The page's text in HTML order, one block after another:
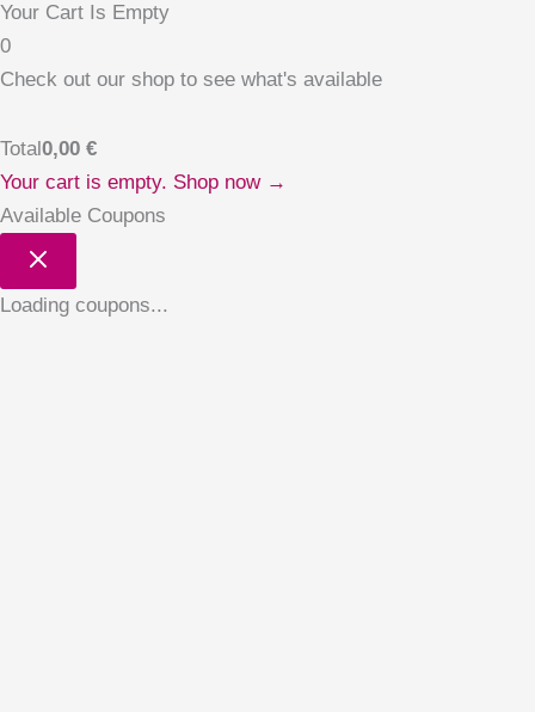
Your Cart Is Empty
0
Check out our shop to see what's available
Total0,00 €
Your cart is empty. Shop now →
Available Coupons
Loading coupons...